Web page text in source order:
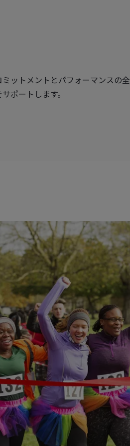
ットメントとパフォーマンスの
ポートします。